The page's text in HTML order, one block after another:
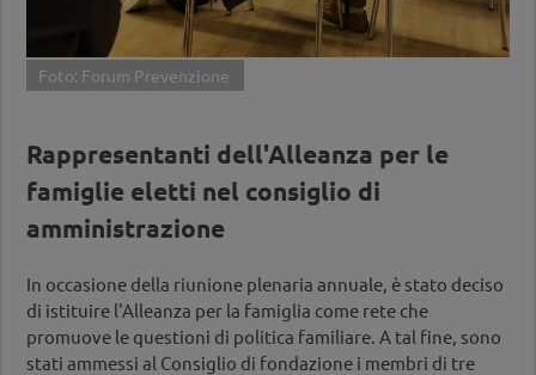
Foto: Forum Prevenzione
Rappresentanti dell'Alleanza per le
famiglie eletti nel consiglio di
amministrazione
In occasione della riunione plenaria annuale, è stato deciso
di istituire l'Alleanza per la famiglia come rete che
promuove le questioni di politica familiare. A tal fine, sono
stati ammessi al Consiglio di fondazione i membri di tre